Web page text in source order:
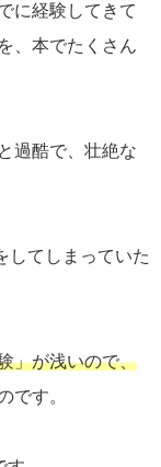
に経験してきて
、本でたくさん
過酷で、壮絶な
してしまっていた
」が浅いので、
です。